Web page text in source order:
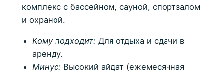
комплекс с бассейном, сауной, спортзалом
и охраной.
Кому подходит: Для отдыха и сдачи в
аренду.
Минус: Высокий айдат (ежемесячная